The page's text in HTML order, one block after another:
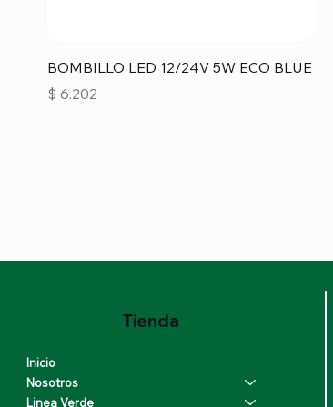
Vista rápida
BOMBILLO LED 12/24V 5W ECO BLUE
Precio
$ 6.202
Tienda
Inicio
Nosotros
Linea Verde